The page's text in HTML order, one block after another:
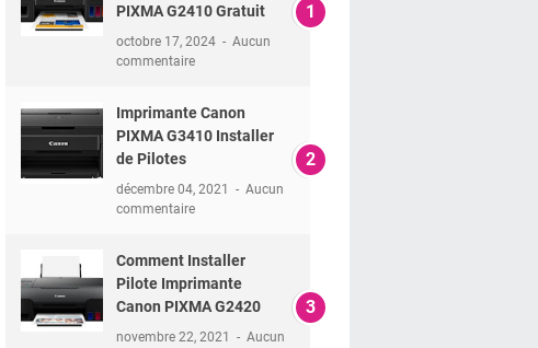
PIXMA G2410 Gratuit
octobre 17, 2024
Aucun
commentaire
Imprimante Canon
PIXMA G3410 Installer
de Pilotes
décembre 04, 2021
Aucun
commentaire
Comment Installer
Pilote Imprimante
Canon PIXMA G2420
novembre 22, 2021
Aucun